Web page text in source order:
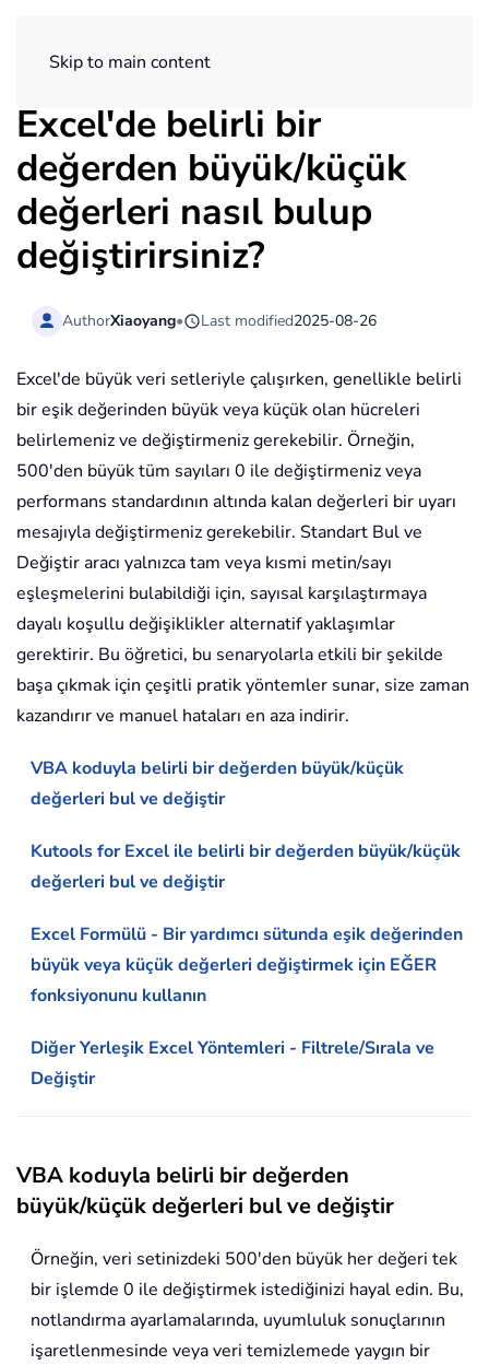
Skip to main content
Excel'de belirli bir
değerden büyük/küçük
değerleri nasıl bulup
değiştirirsiniz?
AuthorXiaoyang• Last modified2025-08-26
Excel'de büyük veri setleriyle çalışırken, genellikle belirli
bir eşik değerinden büyük veya küçük olan hücreleri
belirlemeniz ve değiştirmeniz gerekebilir. Örneğin,
500'den büyük tüm sayıları 0 ile değiştirmeniz veya
performans standardının altında kalan değerleri bir uyarı
mesajıyla değiştirmeniz gerekebilir. Standart Bul ve
Değiştir aracı yalnızca tam veya kısmi metin/sayı
eşleşmelerini bulabildiği için, sayısal karşılaştırmaya
dayalı koşullu değişiklikler alternatif yaklaşımlar
gerektirir. Bu öğretici, bu senaryolarla etkili bir şekilde
başa çıkmak için çeşitli pratik yöntemler sunar, size zaman
kazandırır ve manuel hataları en aza indirir.
VBA koduyla belirli bir değerden büyük/küçük
değerleri bul ve değiştir
Kutools for Excel ile belirli bir değerden büyük/küçük
değerleri bul ve değiştir
Excel Formülü - Bir yardımcı sütunda eşik değerinden
büyük veya küçük değerleri değiştirmek için EĞER
fonksiyonunu kullanın
Diğer Yerleşik Excel Yöntemleri - Filtrele/Sırala ve
Değiştir
VBA koduyla belirli bir değerden
büyük/küçük değerleri bul ve değiştir
Örneğin, veri setinizdeki 500'den büyük her değeri tek
bir işlemde 0 ile değiştirmek istediğinizi hayal edin. Bu,
notlandırma ayarlamalarında, uyumluluk sonuçlarının
işaretlenmesinde veya veri temizlemede yaygın bir